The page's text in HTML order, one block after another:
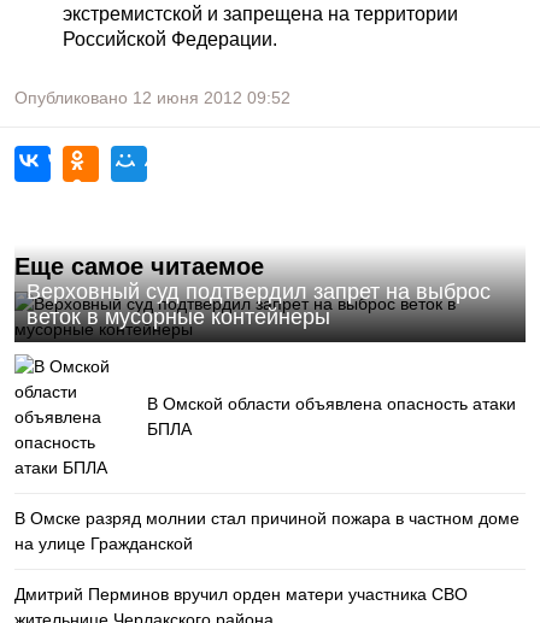
экстремистской и запрещена на территории
Российской Федерации.
Опубликовано 12 июня 2012 09:52
Еще самое читаемое
Верховный суд подтвердил запрет на выброс
веток в мусорные контейнеры
В Омской области объявлена опасность атаки
БПЛА
В Омске разряд молнии стал причиной пожара в частном доме
на улице Гражданской
Дмитрий Перминов вручил орден матери участника СВО